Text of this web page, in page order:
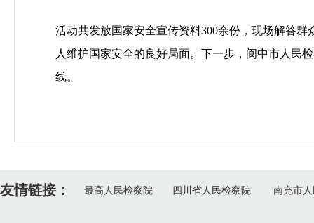
活动共发放国家安全宣传资料300余份，现场解答群
人维护国家安全的良好局面。下一步，阆中市人民
线。
友情链接： 最高人民检察院 四川省人民检察院 南充市